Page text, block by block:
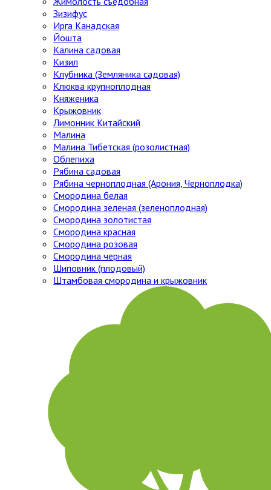
Зизифус
Ирга Канадская
Йошта
Калина садовая
Кизил
Клубника (Земляника садовая)
Клюква крупноплодная
Княженика
Крыжовник
Лимонник Китайский
Малина
Малина Тибетская (розолистная)
Облепиха
Рябина садовая
Рябина черноплодная (Арония, Черноплодка)
Смородина белая
Смородина зеленая (зеленоплодная)
Смородина золотистая
Смородина красная
Смородина розовая
Смородина черная
Шиповник (плодовый)
Штамбовая смородина и крыжовник